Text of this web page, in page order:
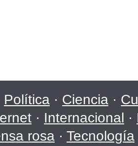
Política · Ciencia ·
· Internacional ·
rosa · Tecnología